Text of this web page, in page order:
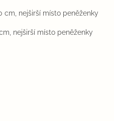
cm, nejširší místo peněženky
nejširší místo peněženky